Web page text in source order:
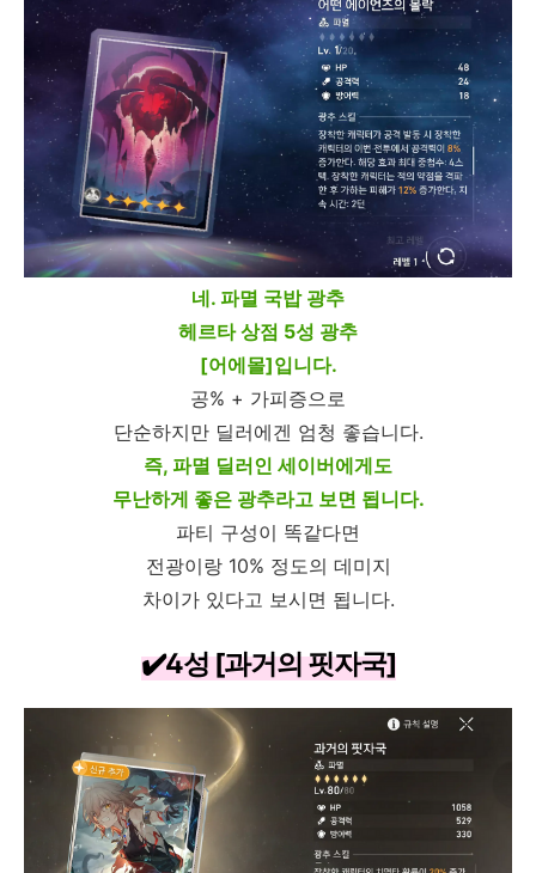
네. 파멸 국밥 광추
헤르타 상점 5성 광추
[어에몰]입니다.
공% + 가피증으로
단순하지만 딜러에겐 엄청 좋습니다.
즉, 파멸 딜러인 세이버에게도
무난하게 좋은 광추라고 보면 됩니다.
파티 구성이 똑같다면
전광이랑 10% 정도의 데미지
차이가 있다고 보시면 됩니다.
✔️4성 [과거의 핏자국]